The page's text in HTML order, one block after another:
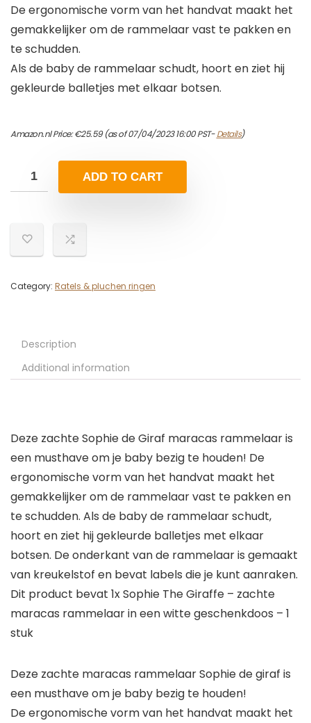
De ergonomische vorm van het handvat maakt het
gemakkelijker om de rammelaar vast te pakken en
te schudden.
Als de baby de rammelaar schudt, hoort en ziet hij
gekleurde balletjes met elkaar botsen.
Amazon.nl Price:€25.59(as of 07/04/2023 16:00 PST-Details)
ADD TO CART
Category: Ratels & pluchen ringen
Description
Additional information
Deze zachte Sophie de Giraf maracas rammelaar is
een musthave om je baby bezig te houden! De
ergonomische vorm van het handvat maakt het
gemakkelijker om de rammelaar vast te pakken en
te schudden. Als de baby de rammelaar schudt,
hoort en ziet hij gekleurde balletjes met elkaar
botsen. De onderkant van de rammelaar is gemaakt
van kreukelstof en bevat labels die je kunt aanraken.
Dit product bevat 1x Sophie The Giraffe – zachte
maracas rammelaar in een witte geschenkdoos – 1
stuk
Deze zachte maracas rammelaar Sophie de giraf is
een musthave om je baby bezig te houden!
De ergonomische vorm van het handvat maakt het